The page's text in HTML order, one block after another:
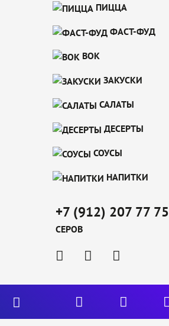
ПИЦЦА
ФАСТ-ФУД
ВОК
ЗАКУСКИ
САЛАТЫ
ДЕСЕРТЫ
СОУСЫ
НАПИТКИ
+7 (912) 207 77 75
СЕРОВ